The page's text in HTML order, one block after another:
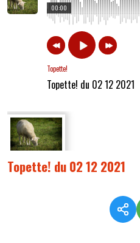
00:00
Topette!
Topette! du 02 12 2021
Topette! du 02 12 2021